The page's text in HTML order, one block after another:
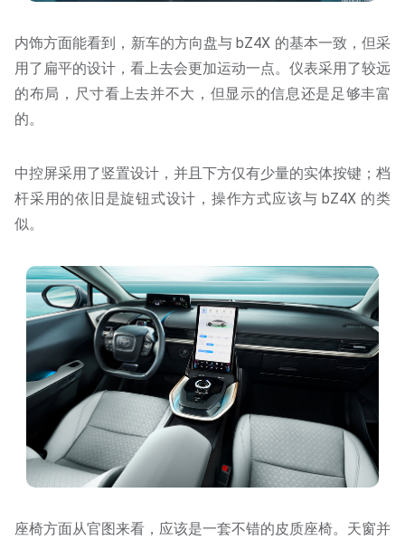
内饰方面能看到，新车的方向盘与 bZ4X 的基本一致，但采
用了扁平的设计，看上去会更加运动一点。仪表采用了较远
的布局，尺寸看上去并不大，但显示的信息还是足够丰富
的。
中控屏采用了竖置设计，并且下方仅有少量的实体按键；档
杆采用的依旧是旋钮式设计，操作方式应该与 bZ4X 的类
似。
座椅方面从官图来看，应该是一套不错的皮质座椅。天窗并